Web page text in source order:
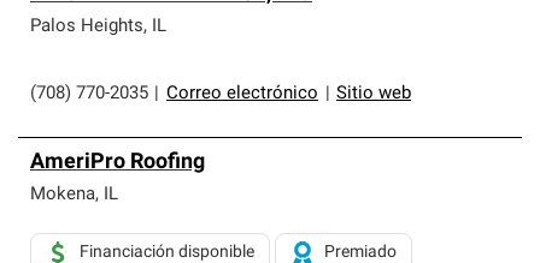
Palos Heights, IL
(708) 770-2035 Correo electrónico Sitio web
AmeriPro Roofing
Mokena, IL
Financiación disponible Premiado